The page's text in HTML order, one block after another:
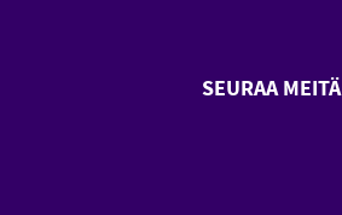
SEURAA MEITÄ